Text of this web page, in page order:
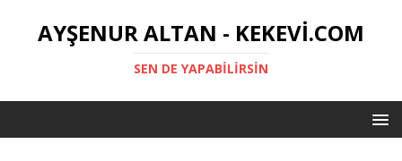
AYŞENUR ALTAN - KEKEVI.COM
SEN DE YAPABILIRSIN